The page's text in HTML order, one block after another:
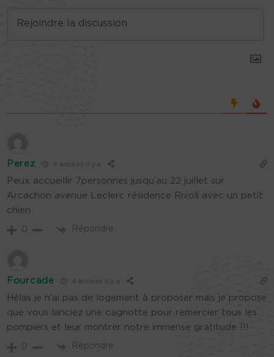
Perez 4 années il y a
Peux accueillir 7personnes jusqu’au 22 juillet sur
Arcachon avenue Leclerc résidence Rivoli avec un petit
chien
0 Répondre
Fourcade 4 années il y a
Hélas je n’ai pas de logement à proposer mais je propose
que vous lanciez une cagnotte pour remercier tous les
pompiers et leur montrer notre immense gratitude !!!
0 Répondre